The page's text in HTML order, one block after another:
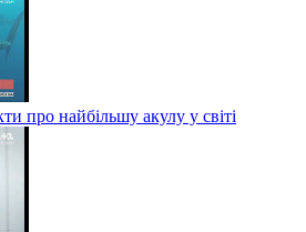
про найбільшу акулу у світі